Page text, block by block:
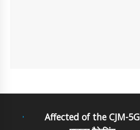
Affected of the CJM-5G